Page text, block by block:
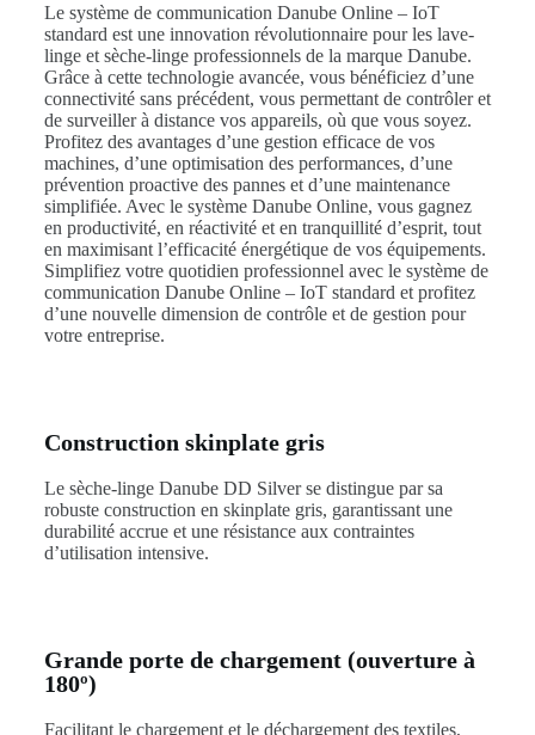
Le système de communication Danube Online – IoT
standard est une innovation révolutionnaire pour les lave-
linge et sèche-linge professionnels de la marque Danube.
Grâce à cette technologie avancée, vous bénéficiez d’une
connectivité sans précédent, vous permettant de contrôler et
de surveiller à distance vos appareils, où que vous soyez.
Profitez des avantages d’une gestion efficace de vos
machines, d’une optimisation des performances, d’une
prévention proactive des pannes et d’une maintenance
simplifiée. Avec le système Danube Online, vous gagnez
en productivité, en réactivité et en tranquillité d’esprit, tout
en maximisant l’efficacité énergétique de vos équipements.
Simplifiez votre quotidien professionnel avec le système de
communication Danube Online – IoT standard et profitez
d’une nouvelle dimension de contrôle et de gestion pour
votre entreprise.
Construction skinplate gris
Le sèche-linge Danube DD Silver se distingue par sa
robuste construction en skinplate gris, garantissant une
durabilité accrue et une résistance aux contraintes
d’utilisation intensive.
Grande porte de chargement (ouverture à
180º)
Facilitant le chargement et le déchargement des textiles,